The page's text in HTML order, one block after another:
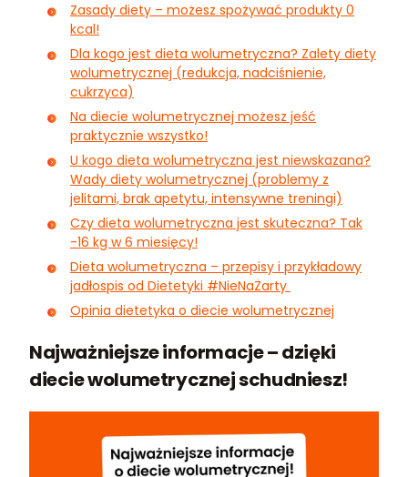
Zasady diety – możesz spożywać produkty 0
kcal!
Dla kogo jest dieta wolumetryczna? Zalety diety
wolumetrycznej (redukcja, nadciśnienie,
cukrzyca)
Na diecie wolumetrycznej możesz jeść
praktycznie wszystko!
U kogo dieta wolumetryczna jest niewskazana?
Wady diety wolumetrycznej (problemy z
jelitami, brak apetytu, intensywne treningi)
Czy dieta wolumetryczna jest skuteczna? Tak
-16 kg w 6 miesięcy!
Dieta wolumetryczna – przepisy i przykładowy
jadłospis od Dietetyki #NieNaŻarty
Opinia dietetyka o diecie wolumetrycznej
Najważniejsze informacje – dzięki
diecie wolumetrycznej schudniesz!